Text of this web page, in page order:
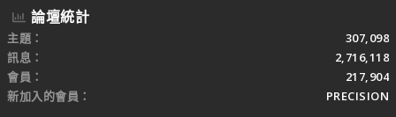
論壇統計
主題
307,098
訊息
2,716,118
會員
217,904
新加入的會員
PRECISION